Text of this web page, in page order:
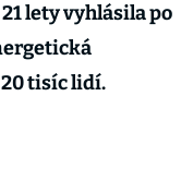
lety vyhlásila po
tisíc lidí.